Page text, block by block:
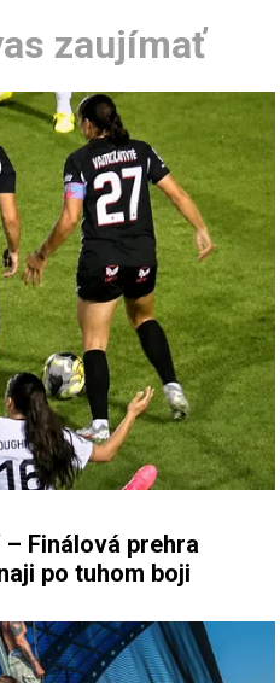
zaujímať
– Finálová prehra
po tuhom boji